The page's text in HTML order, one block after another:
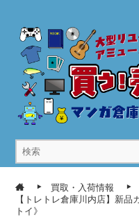
買取・入荷情報
【トレトレ倉庫川内店】新
トイ》